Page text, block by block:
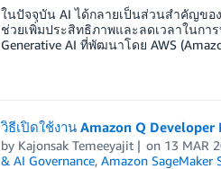
ในปัจจุบัน AI ได้กลายเป็นส่วนสำคัญขอ
ช่วยเพิ่มประสิทธิภาพและลดเวลาในกา
Generative AI ที่พัฒนาโดย AWS
วิธีเปิดใช้งาน Amazon Q
by Kajonsak Temeeyajit on 13 MAR
& AI Governance, Amazon SageMaker